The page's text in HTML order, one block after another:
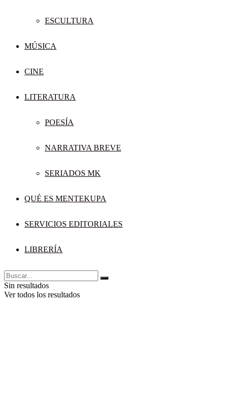
ESCULTURA
MÚSICA
CINE
LITERATURA
POESÍA
NARRATIVA BREVE
SERIADOS MK
QUÉ ES MENTEKUPA
SERVICIOS EDITORIALES
LIBRERÍA
Sin resultados
Ver todos los resultados